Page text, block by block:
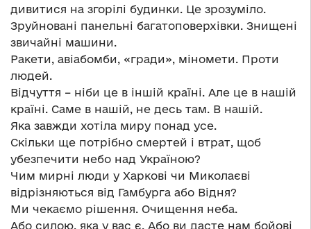
дивитися на згорілі будинки. Це зрозуміло.
Зруйновані панельні багатоповерхівки. Знищені
звичайні машини.
Ракети, авіабомби, «гради», міномети. Проти
людей.
Відчуття – ніби це в іншій країні. Але це в нашій
країні. Саме в нашій, не десь там. В нашій.
Яка завжди хотіла миру понад усе.
Скільки ще потрібно смертей і втрат, щоб
убезпечити небо над Україною?
Чим мирні люди у Харкові чи Миколаєві
відрізняються від Гамбурга або Відня?
Ми чекаємо рішення. Очищення неба.
Або силою, яка у вас є. Або ви дасте нам бойові